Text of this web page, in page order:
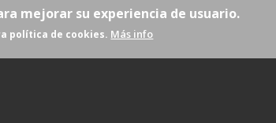
mejorar su experiencia de usuario.
política de cookies. Más info